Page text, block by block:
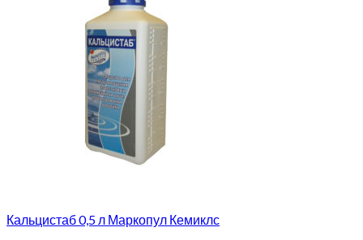
Кальцистаб 0,5 л Маркопул Кемиклс